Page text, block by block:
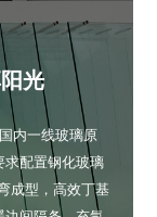
光
内一线玻璃原
求配置钢化玻璃
成型，高效丁基